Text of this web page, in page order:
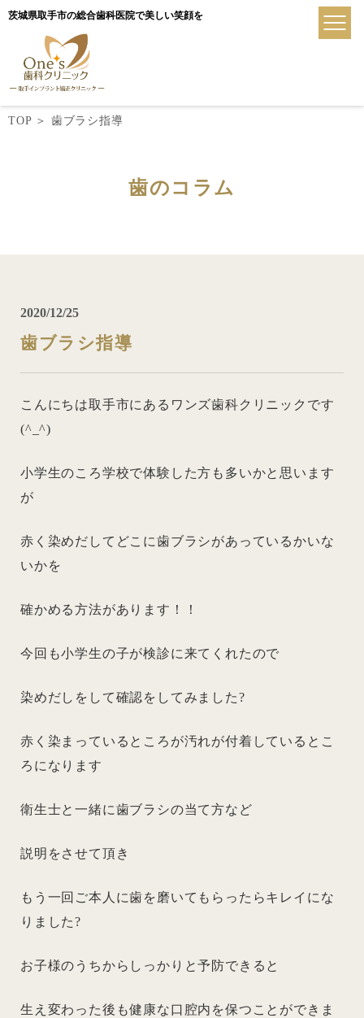
茨城県取手市の総合歯科医院で美しい笑顔を
TOP＞ 歯ブラシ指導
歯のコラム
2020/12/25
歯ブラシ指導
こんにちは取手市にあるワンズ歯科クリニックです
(^_^)
小学生のころ学校で体験した方も多いかと思います
が
赤く染めだしてどこに歯ブラシがあっているかいな
いかを
確かめる方法があります！！
今回も小学生の子が検診に来てくれたので
染めだしをして確認をしてみました?
赤く染まっているところが汚れが付着しているとこ
ろになります
衛生士と一緒に歯ブラシの当て方など
説明をさせて頂き
もう一回ご本人に歯を磨いてもらったらキレイにな
りました?
お子様のうちからしっかりと予防できると
生え変わった後も健康な口腔内を保つことができま